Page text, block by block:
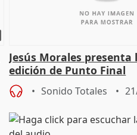
Jesús Morales presenta
edición de Punto Final
Sonido Totales